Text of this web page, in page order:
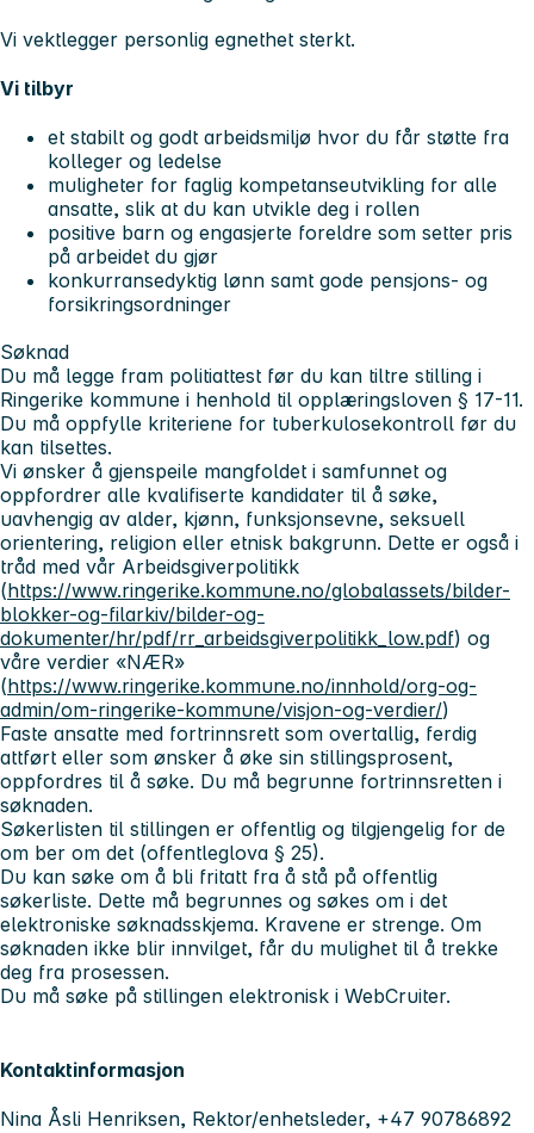
Vi vektlegger personlig egnethet sterkt.
Vi tilbyr
et stabilt og godt arbeidsmiljø hvor du får støtte fra
kolleger og ledelse
muligheter for faglig kompetanseutvikling for alle
ansatte, slik at du kan utvikle deg i rollen
positive barn og engasjerte foreldre som setter pris
på arbeidet du gjør
konkurransedyktig lønn samt gode pensjons- og
forsikringsordninger
Søknad
Du må legge fram politiattest før du kan tiltre stilling i
Ringerike kommune i henhold til opplæringsloven § 17-11.
Du må oppfylle kriteriene for tuberkulosekontroll før du
kan tilsettes.
Vi ønsker å gjenspeile mangfoldet i samfunnet og
oppfordrer alle kvalifiserte kandidater til å søke,
uavhengig av alder, kjønn, funksjonsevne, seksuell
orientering, religion eller etnisk bakgrunn. Dette er også i
tråd med vår Arbeidsgiverpolitikk
(https://www.ringerike.kommune.no/globalassets/bilder-
blokker-og-filarkiv/bilder-og-
dokumenter/hr/pdf/rr_arbeidsgiverpolitikk_low.pdf) og
våre verdier «NÆR»
(https://www.ringerike.kommune.no/innhold/org-og-
admin/om-ringerike-kommune/visjon-og-verdier/)
Faste ansatte med fortrinnsrett som overtallig, ferdig
attført eller som ønsker å øke sin stillingsprosent,
oppfordres til å søke. Du må begrunne fortrinnsretten i
søknaden.
Søkerlisten til stillingen er offentlig og tilgjengelig for de
om ber om det (offentleglova § 25).
Du kan søke om å bli fritatt fra å stå på offentlig
søkerliste. Dette må begrunnes og søkes om i det
elektroniske søknadsskjema. Kravene er strenge. Om
søknaden ikke blir innvilget, får du mulighet til å trekke
deg fra prosessen.
Du må søke på stillingen elektronisk i WebCruiter.
Kontaktinformasjon
Nina Åsli Henriksen, Rektor/enhetsleder, +47 90786892